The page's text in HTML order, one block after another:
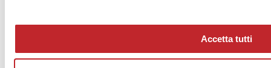
Accetta tutti